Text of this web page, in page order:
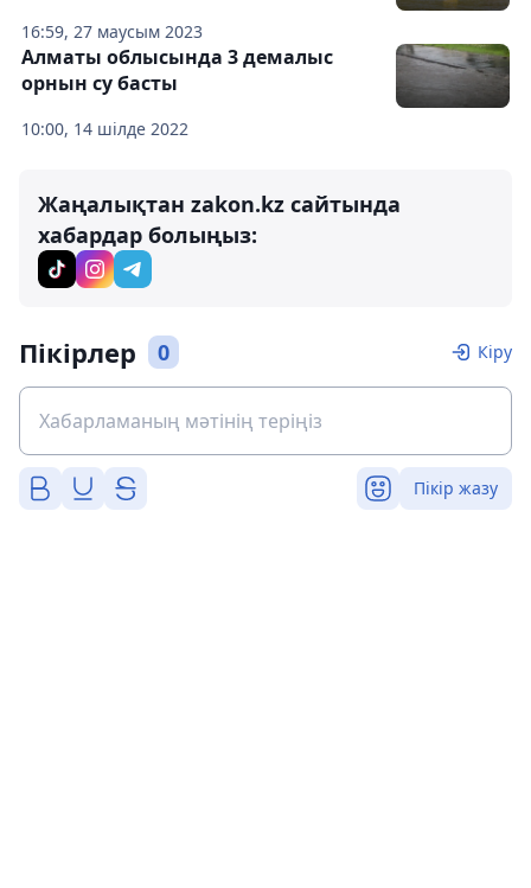
16:59, 27 маусым 2023
10:00, 14 шілде 2022
Алматы облысында 3 демалыс
орнын су басты
Жаңалықтан zakon.kz сайтында
хабардар болыңыз:
Пікірлер 0 Кіру
Пікір жазу